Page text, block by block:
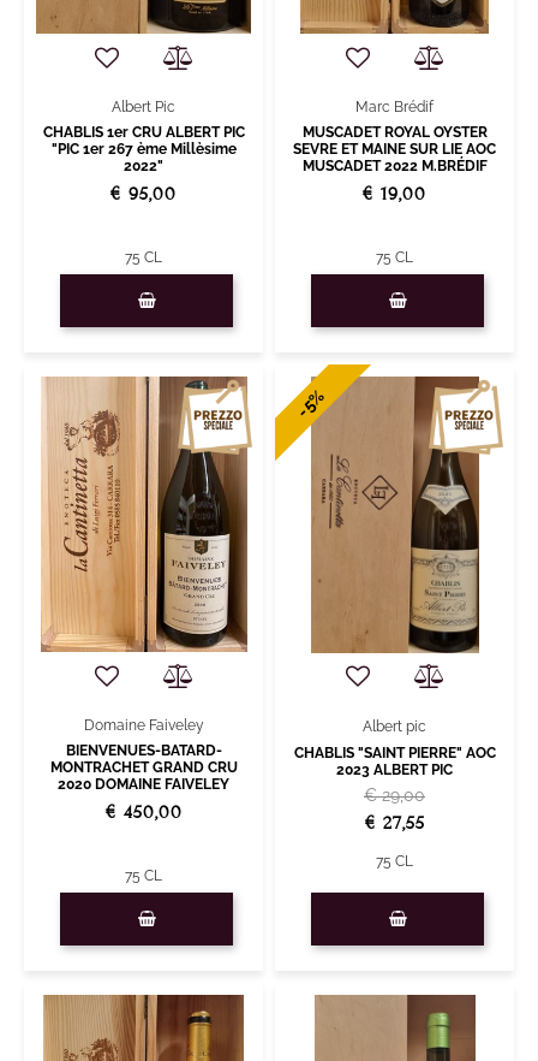
Albert Pic
CHABLIS 1er CRU ALBERT PIC
"PIC 1er 267 ème Millèsime
2022"
€ 95,00
75 CL
Marc Brédif
MUSCADET ROYAL OYSTER
SEVRE ET MAINE SUR LIE AOC
MUSCADET 2022 M.BRÉDIF
€ 19,00
75 CL
Domaine Faiveley
BIENVENUES-BATARD-
MONTRACHET GRAND CRU
2020 DOMAINE FAIVELEY
€ 450,00
75 CL
-5%
Albert pic
CHABLIS "SAINT PIERRE" AOC
2023 ALBERT PIC
€ 29,00
€ 27,55
75 CL